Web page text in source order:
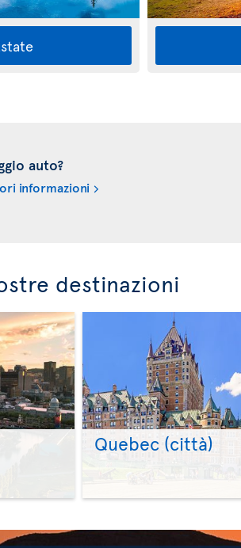
auto?
informazioni
destinazioni
Quebec (città)